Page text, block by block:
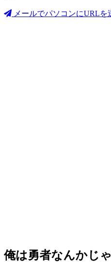
メールでパソコンにURLを
俺は勇者なんかじ